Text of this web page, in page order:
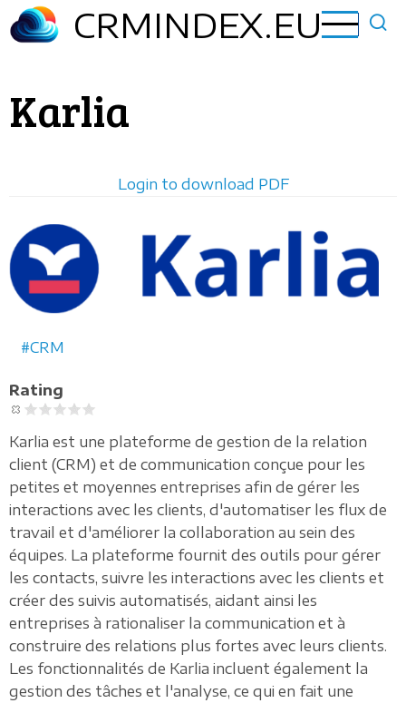
Aller
au
CRMINDEX.EU
Karlia
Login to download PDF
Horizontal
logo
CRM
Rating
Karlia est une plateforme de gestion de la relation
client (CRM) et de communication conçue pour les
petites et moyennes entreprises afin de gérer les
interactions avec les clients, d'automatiser les flux de
travail et d'améliorer la collaboration au sein des
équipes. La plateforme fournit des outils pour gérer
les contacts, suivre les interactions avec les clients et
créer des suivis automatisés, aidant ainsi les
entreprises à rationaliser la communication et à
construire des relations plus fortes avec leurs clients.
Les fonctionnalités de Karlia incluent également la
gestion des tâches et l'analyse, ce qui en fait une